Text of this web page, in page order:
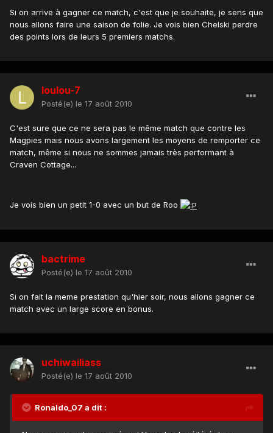
Si on arrive à gagner ce match, c'est que je souhaite, je sens que
nous allons faire une saison de folie. Je vois bien Chelski perdre
des points lors de leurs 5 premiers matchs.
loulou-7
Posté(e) le 17 août 2010
C'est sure que ce ne sera pas le même match que contre les
Magpies mais nous avons largement les moyens de remporter ce
match, même si nous ne sommes jamais très performant à
Craven Cottage...
Je vois bien un petit 1-0 avec un but de Roo
bactrime
Posté(e) le 17 août 2010
Si on fait la meme prestation qu'hier soir, nous allons gagner ce
match avec un large score en bonus.
uchiwailiass
Posté(e) le 17 août 2010
Ronaldo_07 a dit :